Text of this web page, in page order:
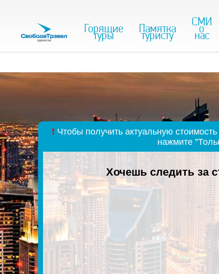
Горящие
туры Памятка
туристу
СМИ
о
нас
❗ Чтобы получить актуальную
нажмите
Хочешь следить за